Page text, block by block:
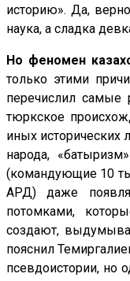
историю». Да,
наука, а сладка
Но феномен
только этими
перечислил самые
тюркское
иных исторических
народа,
(командующие 10
АРД) даже
потомками,
создают,
пояснил
псевдоистории, но